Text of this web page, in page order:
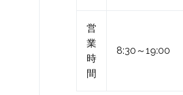
営
業
時
間
8:30～19:00